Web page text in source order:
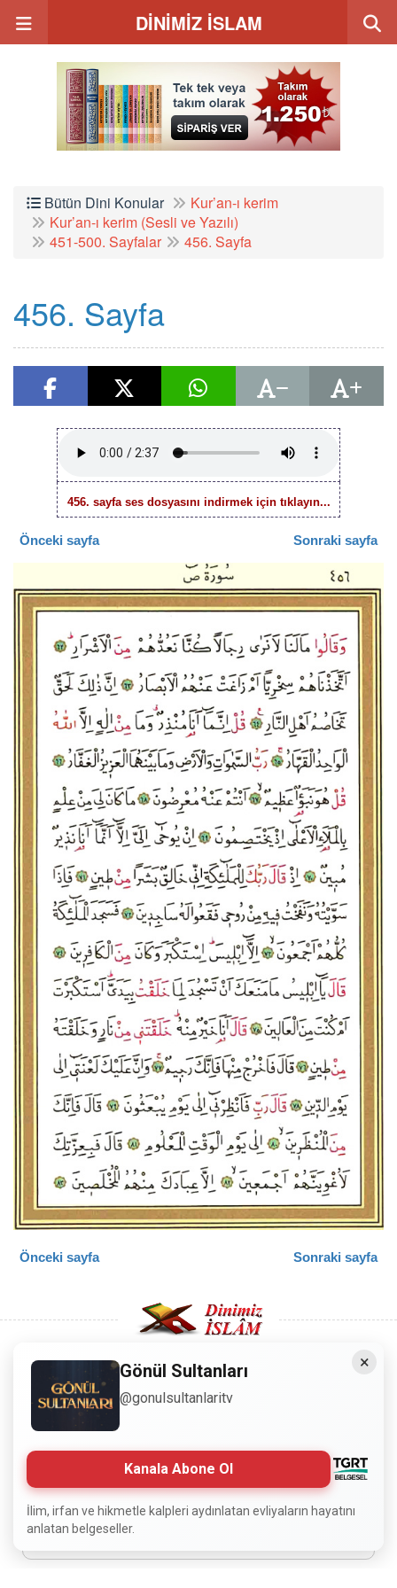
DİNİMİZ İSLAM
Bütün Dini Konular
Kur’an-ı kerim
Kur’an-ı kerim (Sesli ve Yazılı)
451-500. Sayfalar
456. Sayfa
456. Sayfa
456. sayfa ses dosyasını indirmek için tıklayın...
Önceki sayfa Sonraki sayfa
Önceki sayfa Sonraki sayfa
Copyright © 2008 - Dinimiz İslam. Her Hakkı Saklıdır.
Sitemizdeki bilgiler, bütün insanların istifadesi için
hazırlanmıştır. Orijinaline sadık kalmak şartıyla, izin
almaya gerek kalmadan, herkes istediği gibi alıp istifade
edebilir.
×
Gönül Sultanları
@gonulsultanlaritv
Kanala Abone Ol
İlim, irfan ve hikmetle kalpleri aydınlatan evliyaların hayatını
anlatan belgeseller.